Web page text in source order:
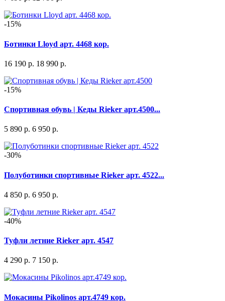
-15%
Ботинки Lloyd арт. 4468 кор.
16 190 р. 18 990 р.
-15%
Спортивная обувь | Кеды Rieker арт.4500...
5 890 р. 6 950 р.
-30%
Полуботинки спортивные Rieker арт. 4522...
4 850 р. 6 950 р.
-40%
Туфли летние Rieker арт. 4547
4 290 р. 7 150 р.
Мокасины Pikolinos арт.4749 кор.